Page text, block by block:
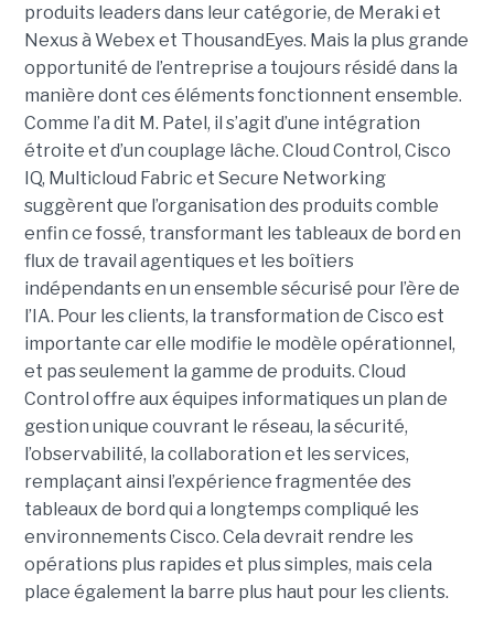
produits leaders dans leur catégorie, de Meraki et
Nexus à Webex et ThousandEyes. Mais la plus grande
opportunité de l’entreprise a toujours résidé dans la
manière dont ces éléments fonctionnent ensemble.
Comme l’a dit M. Patel, il s’agit d’une intégration
étroite et d’un couplage lâche. Cloud Control, Cisco
IQ, Multicloud Fabric et Secure Networking
suggèrent que l’organisation des produits comble
enfin ce fossé, transformant les tableaux de bord en
flux de travail agentiques et les boîtiers
indépendants en un ensemble sécurisé pour l’ère de
l’IA. Pour les clients, la transformation de Cisco est
importante car elle modifie le modèle opérationnel,
et pas seulement la gamme de produits. Cloud
Control offre aux équipes informatiques un plan de
gestion unique couvrant le réseau, la sécurité,
l’observabilité, la collaboration et les services,
remplaçant ainsi l’expérience fragmentée des
tableaux de bord qui a longtemps compliqué les
environnements Cisco. Cela devrait rendre les
opérations plus rapides et plus simples, mais cela
place également la barre plus haut pour les clients.